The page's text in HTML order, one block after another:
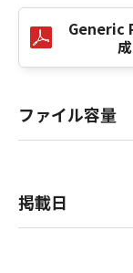
関また団体
府エンドユ
用されます
computer
computer
227.7202-1
all U.S.
Generic
ファイル容量
掲載日